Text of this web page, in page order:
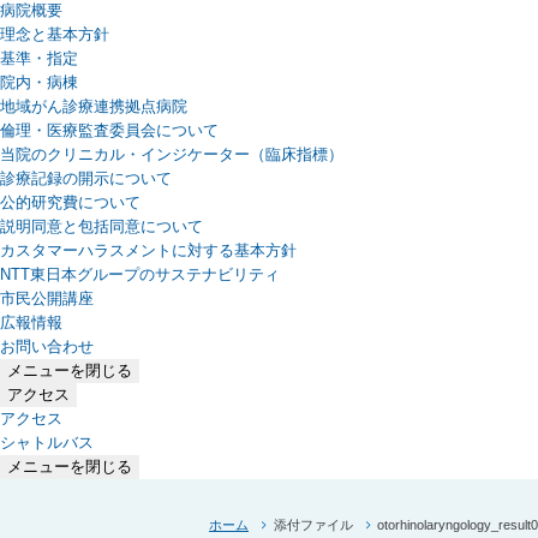
病院概要
理念と基本方針
基準・指定
院内・病棟
地域がん診療連携拠点病院
倫理・医療監査委員会について
当院のクリニカル・インジケーター（臨床指標）
診療記録の開示について
公的研究費について
説明同意と包括同意について
カスタマーハラスメントに対する基本方針
NTT東日本グループのサステナビリティ
（新しいタブで開きます）
市民公開講座
広報情報
お問い合わせ
メニューを閉じる
アクセス
アクセス
シャトルバス
メニューを閉じる
ホーム 添付ファイル